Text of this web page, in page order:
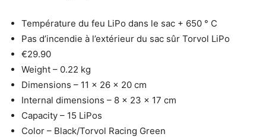
Température du feu LiPo dans le sac + 650 ° C
Pas d’incendie à l’extérieur du sac sûr Torvol LiPo
€29.90
Weight – 0.22 kg
Dimensions – 11 × 26 × 20 cm
Internal dimensions – 8 x 23 x 17 cm
Capacity – 15 LiPos
Color – Black/Torvol Racing Green